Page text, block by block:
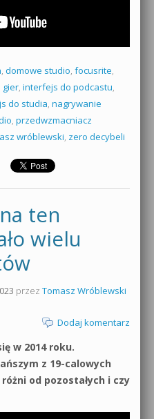
, domowe studio, focusrite,
gier, interfejs do podcastu,
do studia, nagrywanie
, przedwzmacniacz
wróblewski, zero decybeli
ten
wielu
przez Tomasz Wróblewski
Dodaj komentarz
w 2014 roku.
z 19-calowych
od pozostałych i czy